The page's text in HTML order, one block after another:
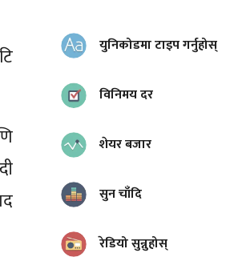
युनिकोडमा टाइप गर्नुहोस्
विनिमय दर
शेयर बजार
सुन चाँदि
रेडियो सुन्नुहोस्